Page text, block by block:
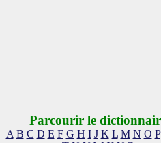
Parcourir le
A B C D E F G H I J K L M N O P